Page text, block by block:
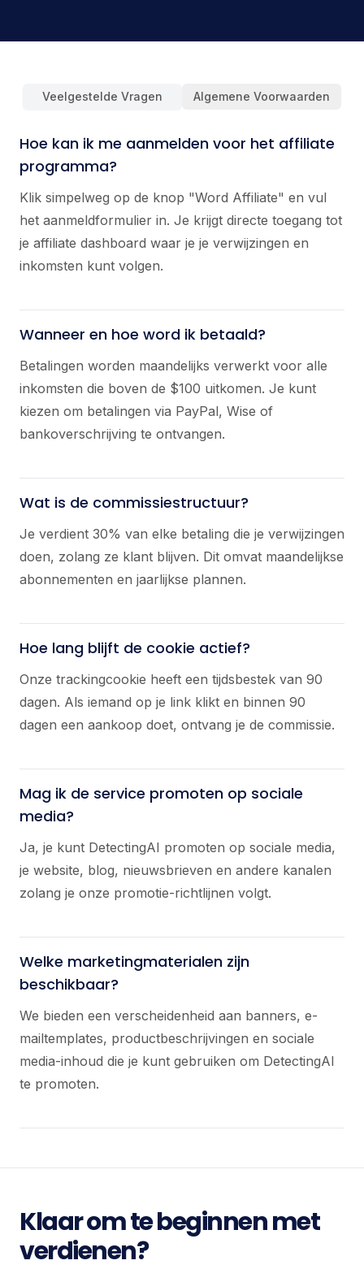
Veelgestelde Vragen Algemene Voorwaarden
Hoe kan ik me aanmelden voor het affiliate
programma?
Klik simpelweg op de knop "Word Affiliate" en vul
het aanmeldformulier in. Je krijgt directe toegang tot
je affiliate dashboard waar je je verwijzingen en
inkomsten kunt volgen.
Wanneer en hoe word ik betaald?
Betalingen worden maandelijks verwerkt voor alle
inkomsten die boven de $100 uitkomen. Je kunt
kiezen om betalingen via PayPal, Wise of
bankoverschrijving te ontvangen.
Wat is de commissiestructuur?
Je verdient 30% van elke betaling die je verwijzingen
doen, zolang ze klant blijven. Dit omvat maandelijkse
abonnementen en jaarlijkse plannen.
Hoe lang blijft de cookie actief?
Onze trackingcookie heeft een tijdsbestek van 90
dagen. Als iemand op je link klikt en binnen 90
dagen een aankoop doet, ontvang je de commissie.
Mag ik de service promoten op sociale
media?
Ja, je kunt DetectingAI promoten op sociale media,
je website, blog, nieuwsbrieven en andere kanalen
zolang je onze promotie-richtlijnen volgt.
Welke marketingmaterialen zijn
beschikbaar?
We bieden een verscheidenheid aan banners, e-
mailtemplates, productbeschrijvingen en sociale
media-inhoud die je kunt gebruiken om DetectingAI
te promoten.
Klaar om te beginnen met
verdienen?